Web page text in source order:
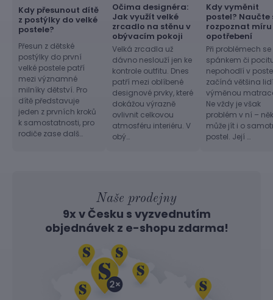
Kdy přesunout dítě
z postýlky do velké
postele?
Přesun z dětské
postýlky do první
velké postele patří
mezi významné
milníky dětství. Pro
dítě představuje
jeden z prvních kroků
k samostatnosti, pro
rodiče zase dalš…
Očima designéra:
Jak využít velké
zrcadlo na stěnu v
obývacím pokoji
Velká zrcadla už
dávno neslouží jen ke
kontrole outfitu. Dnes
patří mezi oblíbené
designové prvky, které
dokážou výrazně
ovlivnit celkovou
atmosféru interiéru. V
obý…
Kdy vyměnit
postel? Naučte
rozpoznat míru
opotřebení
Při problémech se
spánkem či
nepohodlí v
začíná většina
výměnou
Ne vždy je však
problém v ní –
může jít i o
postel. Její …
Naše prodejny
9x v Česku s vyzvednutím
objednávek z e-shopu zdarma!